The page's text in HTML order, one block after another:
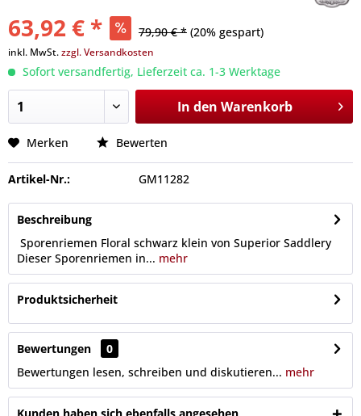
63,92 € * 79,90 € * (20% gespart)
inkl. MwSt.zzgl. Versandkosten
Sofort versandfertig, Lieferzeit ca. 1-3 Werktage
In den Warenkorb
Merken Bewerten
Artikel-Nr.: GM11282
Beschreibung
Sporenriemen Floral schwarz klein von Superior Saddlery
Dieser Sporenriemen in... mehr
Produktsicherheit
Bewertungen
0
Bewertungen lesen, schreiben und diskutieren... mehr